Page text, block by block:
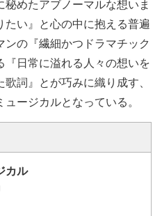
めたアブノーマルな想いま
い』と心の中に抱える普遍
の『繊細かつドラマチック
日常に溢れる人々の想いを
詞』とが巧みに織り成す、
ージカルとなっている。
カル